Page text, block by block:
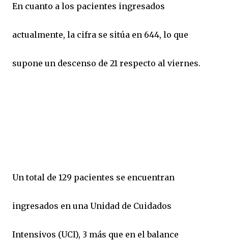
En cuanto a los pacientes ingresados
actualmente, la cifra se sitúa en 644, lo que
supone un descenso de 21 respecto al viernes.
Un total de 129 pacientes se encuentran
ingresados en una Unidad de Cuidados
Intensivos (UCI), 3 más que en el balance